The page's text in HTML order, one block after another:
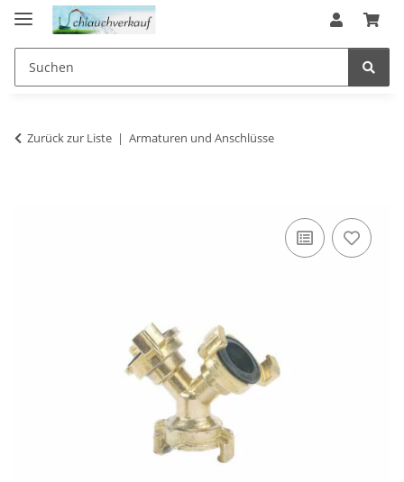
Zurück zur Liste Armaturen und Anschlüsse